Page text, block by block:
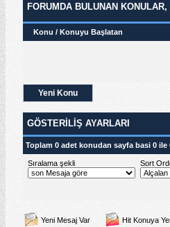
FORUMDA BULUNAN
Konu / Konuyu Başlatan
Yeni Konu
GÖSTERILIŞ AYARLARI
Toplam 0 adet konudan sayfa basi 0
Sıralama şekli Sort
Yeni Mesaj Var Hit Konuya